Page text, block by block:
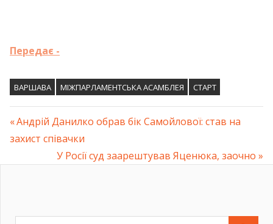
Передає -
ВАРШАВА МІЖПАРЛАМЕНТСЬКА АСАМБЛЕЯ СТАРТ
Навігація
записів
Previous
Post:
Андрій Данилко обрав бік Самойлової: став на
захист співачки
Next
У Росії суд заарештував Яценюка, заочно